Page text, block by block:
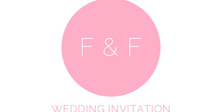
F & F
WEDDING INVITATION